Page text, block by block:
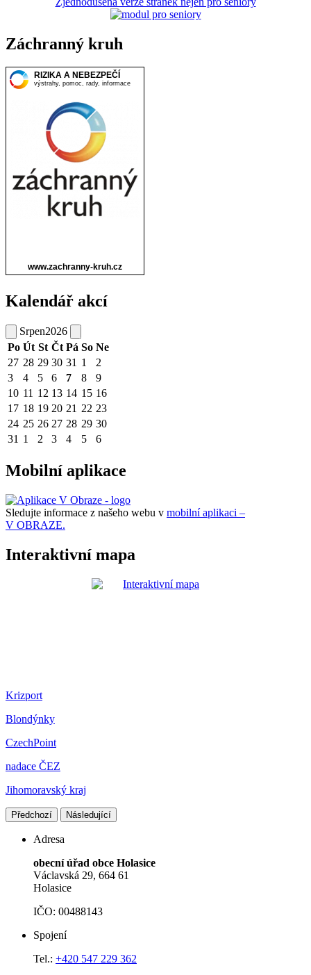
Záchranný kruh
Kalendář akcí
Srpen2026
Po Út St Čt Pá So Ne
27 28 29 30 31 1
2
3
4 5 6 7 8
9
10 11 12 13 14 15 16
17 18 19 20 21 22 23
24 25 26 27 28 29 30
31 1 2 3 4 5 6
Mobilní aplikace
Sledujte informace z našeho webu v mobilní aplikaci –
V OBRAZE.
Interaktivní mapa
Krizport
Blondýnky
CzechPoint
nadace ČEZ
Jihomoravský kraj
Předchozí Následující
Adresa
obecní úřad obce Holasice
Václavská 29, 664 61
Holasice
IČO: 00488143
Spojení
Tel.: +420 547 229 362